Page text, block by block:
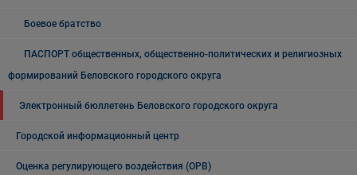
Боевое братство
ПАСПОРТ общественных, общественно-политических и религиозных
формирований Беловского городского округа
Электронный бюллетень Беловского городского округа
Городской информационный центр
Оценка регулирующего воздействия (ОРВ)